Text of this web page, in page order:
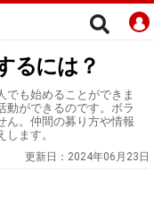
るには？
でも始めることができま
動ができるのです。ボラ
ん。仲間の募り方や情報
ます。
更新日： 2024年06月23日